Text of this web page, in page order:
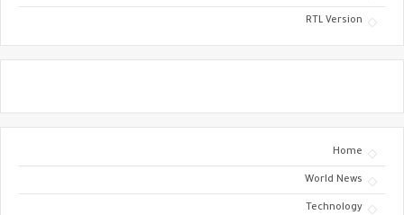
RTL Version
Home
World News
Technology